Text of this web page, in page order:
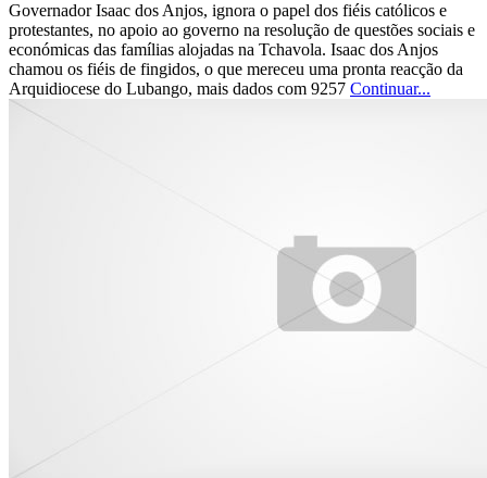
Governador Isaac dos Anjos, ignora o papel dos fiéis católicos e
protestantes, no apoio ao governo na resolução de questões sociais e
económicas das famílias alojadas na Tchavola. Isaac dos Anjos
chamou os fiéis de fingidos, o que mereceu uma pronta reacção da
Arquidiocese do Lubango, mais dados com 9257 Continuar...